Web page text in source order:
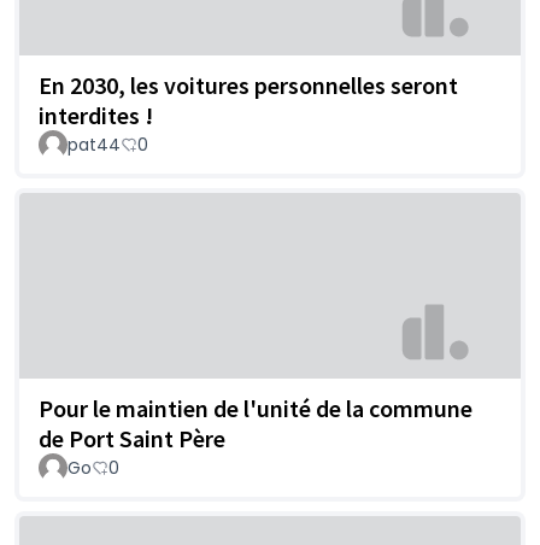
En 2030, les voitures personnelles seront
interdites !
pat44 0
Pour le maintien de l'unité de la commune
de Port Saint Père
Go 0